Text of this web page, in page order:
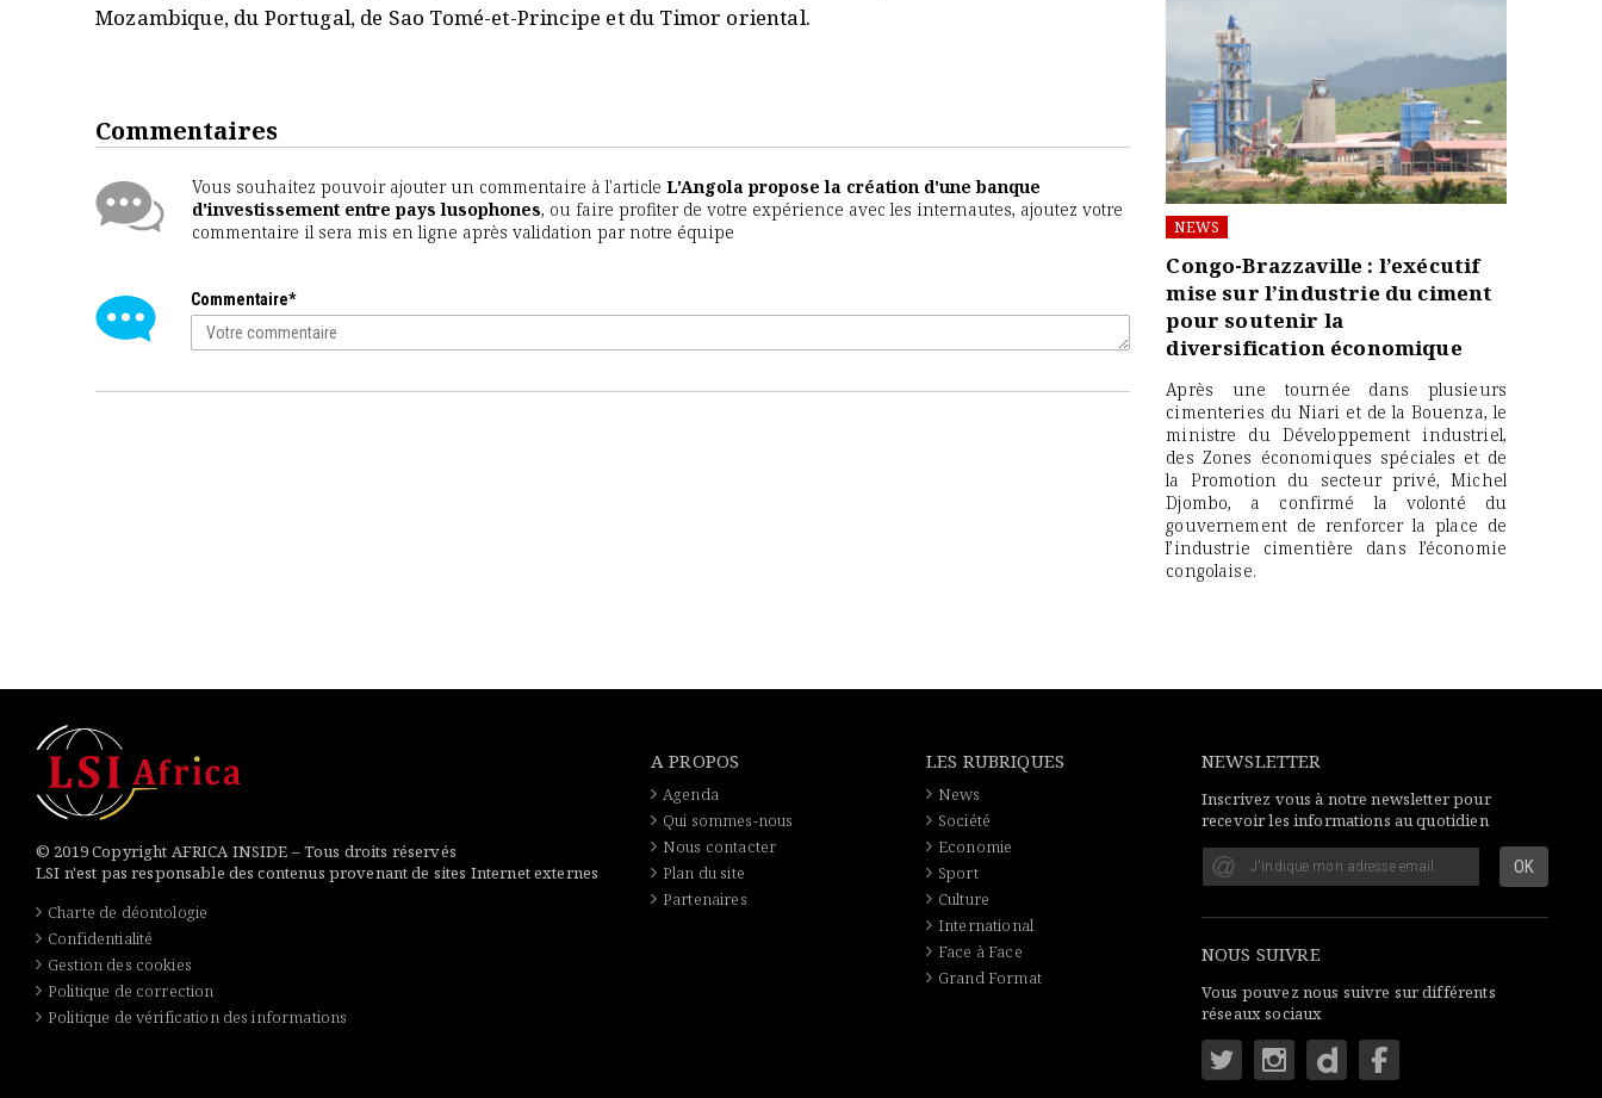
Mozambique, du Portugal, de Sao Tomé-et-Principe et du Timor oriental.
Commentaires
Vous souhaitez pouvoir ajouter un commentaire à l'article L'Angola propose la création d'une banque
d'investissement entre pays lusophones, ou faire profiter de votre expérience avec les internautes, ajoutez votre
commentaire il sera mis en ligne après validation par notre équipe
Commentaire*
NEWS
Congo-Brazzaville : l’exécutif
mise sur l’industrie du ciment
pour soutenir la
diversification économique
Après une tournée dans plusieurs
cimenteries du Niari et de la Bouenza, le
ministre du Développement industriel,
des Zones économiques spéciales et de
la Promotion du secteur privé, Michel
Djombo, a confirmé la volonté du
gouvernement de renforcer la place de
l’industrie cimentière dans l’économie
congolaise.
© 2019 Copyright AFRICA INSIDE – Tous droits réservés
LSI n'est pas responsable des contenus provenant de sites Internet externes
Charte de déontologie
Confidentialité
Gestion des cookies
Politique de correction
Politique de vérification des informations
A PROPOS
Agenda
Qui sommes-nous
Nous contacter
Plan du site
Partenaires
LES RUBRIQUES
News
Société
Economie
Sport
Culture
International
Face à Face
Grand Format
NEWSLETTER
Inscrivez vous à notre newsletter pour
recevoir les informations au quotidien
NOUS SUIVRE
Vous pouvez nous suivre sur différents
réseaux sociaux